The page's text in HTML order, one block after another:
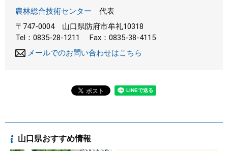
農林総合技術センター
代表
〒747-0004
山口県防府市牟礼10318
Tel：0835-28-1211
Fax：0835-38-4115
メールでのお問い合わせはこちら
山口県おすすめ情報